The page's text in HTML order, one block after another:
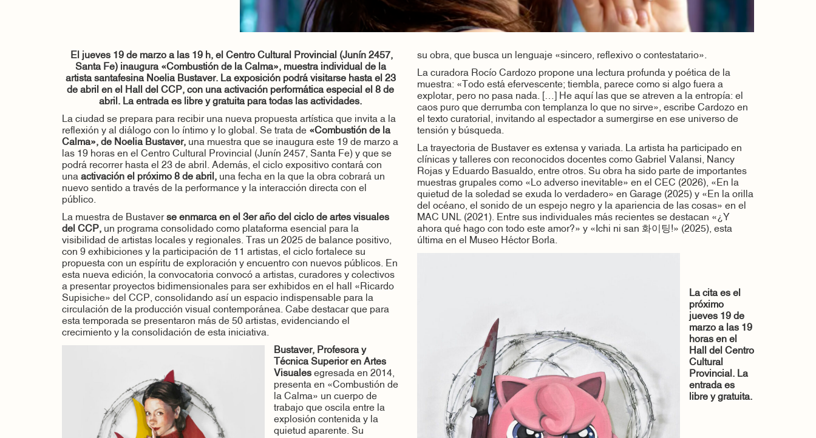
El jueves 19 de marzo a las 19 h, el Centro Cultural Provincial (Junín 2457,
Santa Fe) inaugura «Combustión de la Calma», muestra individual de la
artista santafesina Noelia Bustaver. La exposición podrá visitarse hasta el 23
de abril en el Hall del CCP, con una activación performática especial el 8 de
abril. La entrada es libre y gratuita para todas las actividades.
La ciudad se prepara para recibir una nueva propuesta artística que invita a la
reflexión y al diálogo con lo íntimo y lo global. Se trata de «Combustión de la
Calma», de Noelia Bustaver, una muestra que se inaugura este 19 de marzo a
las 19 horas en el Centro Cultural Provincial (Junín 2457, Santa Fe) y que se
podrá recorrer hasta el 23 de abril. Además, el ciclo expositivo contará con
una activación el próximo 8 de abril, una fecha en la que la obra cobrará un
nuevo sentido a través de la performance y la interacción directa con el
público.
La muestra de Bustaverse enmarca en el 3er año del ciclo de artes visuales
del CCP, un programa consolidado como plataforma esencial para la
visibilidad de artistas locales y regionales. Tras un 2025 de balance positivo,
con 9 exhibiciones y la participación de 11 artistas, el ciclo fortalece su
propuesta con un espíritu de exploración y encuentro con nuevos públicos. En
esta nueva edición, la convocatoria convocó a artistas, curadores y colectivos
a presentar proyectos bidimensionales para ser exhibidos en el hall «Ricardo
Supisiche» del CCP, consolidando así un espacio indispensable para la
circulación de la producción visual contemporánea. Cabe destacar que para
esta temporada se presentaron más de 50 artistas, evidenciando el
crecimiento y la consolidación de esta iniciativa.
Bustaver, Profesora y
Técnica Superior en Artes
Visuales egresada en 2014,
presenta en «Combustión de
la Calma» un cuerpo de
trabajo que oscila entre la
explosión contenida y la
quietud aparente. Su
su obra, que busca un lenguaje «sincero, reflexivo o contestatario».
La curadora Rocío Cardozo propone una lectura profunda y poética de la
muestra: «Todo está efervescente; tiembla, parece como si algo fuera a
explotar, pero no pasa nada. […] He aquí las que se atreven a la entropía: el
caos puro que derrumba con templanza lo que no sirve», escribe Cardozo en
el texto curatorial, invitando al espectador a sumergirse en ese universo de
tensión y búsqueda.
La trayectoria de Bustaver es extensa y variada. La artista ha participado en
clínicas y talleres con reconocidos docentes como Gabriel Valansi, Nancy
Rojas y Eduardo Basualdo, entre otros. Su obra ha sido parte de importantes
muestras grupales como «Lo adverso inevitable» en el CEC (2026), «En la
quietud de la soledad se exuda lo verdadero» en Garage (2025) y «En la orilla
del océano, el sonido de un espejo negro y la apariencia de las cosas» en el
MAC UNL (2021). Entre sus individuales más recientes se destacan «¿Y
ahora qué hago con todo este amor?» y «Ichi ni san 화이팅!» (2025), esta
última en el Museo Héctor Borla.
La cita es el
próximo
jueves 19 de
marzo a las 19
horas en el
Hall del Centro
Cultural
Provincial. La
entrada es
libre y gratuita.